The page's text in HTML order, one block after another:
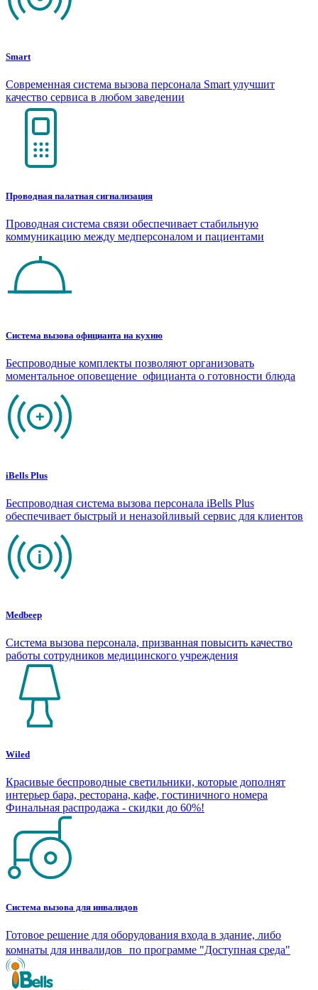
Smart
Современная система вызова персонала Smart улучшит
качество сервиса в любом заведении
Проводная палатная сигнализация
Проводная система связи обеспечивает стабильную
коммуникацию между медперсоналом и пациентами
Система вызова официанта на кухню
Беспроводные комплекты позволяют организовать
моментальное оповещение официанта о готовности блюда
iBells Plus
Беспроводная система вызова персонала iBells Plus
обеспечивает быстрый и неназойливый сервис для клиентов
Medbeep
Система вызова персонала, призванная повысить качество
работы сотрудников медицинского учреждения
Wiled
Красивые беспроводные светильники, которые дополнят
интерьер бара, ресторана, кафе, гостиничного номера
Финальная распродажа - скидки до 60%!
Система вызова для инвалидов
Готовое решение для оборудования входа в здание, либо
комнаты для инвалидов по программе "Доступная среда"